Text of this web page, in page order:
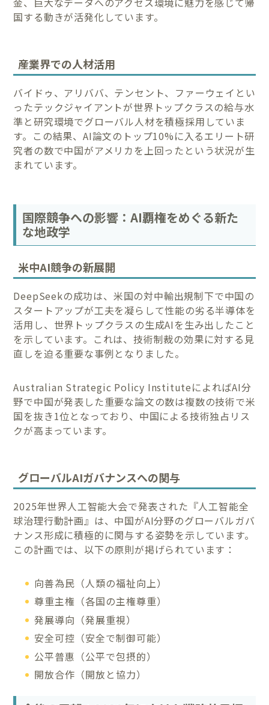
国する動きが活発化しています。
産業界での人材活用
バイドゥ、アリババ、テンセント、ファーウェイとい
ったテックジャイアントが世界トップクラスの給与水
準と研究環境でグローバル人材を積極採用していま
す。この結果、AI論文のトップ10%に入るエリート研
究者の数で中国がアメリカを上回ったという状況が生
まれています。
国際競争への影響：AI覇権をめぐる新た
な地政学
米中AI競争の新展開
DeepSeekの成功は、米国の対中輸出規制下で中国の
スタートアップが工夫を凝らして性能の劣る半導体を
活用し、世界トップクラスの生成AIを生み出したこと
を示しています。これは、技術制裁の効果に対する見
直しを迫る重要な事例となりました。
Australian Strategic Policy InstituteによればAI分
野で中国が発表した重要な論文の数は複数の技術で米
国を抜き1位となっており、中国による技術独占リス
クが高まっています。
グローバルAIガバナンスへの関与
2025年世界人工智能大会で発表された『人工智能全
球治理行動計画』は、中国がAI分野のグローバルガバ
ナンス形成に積極的に関与する姿勢を示しています。
この計画では、以下の原則が掲げられています：
向善為民（人類の福祉向上）
尊重主権（各国の主権尊重）
発展導向（発展重視）
安全可控（安全で制御可能）
公平普惠（公平で包摂的）
開放合作（開放と協力）